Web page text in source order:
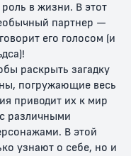
5: Герои Латиас и
/ Покемон: Хранители
столицы - Ратиасу и
в жизни. В этот
партнер —
его голосом (и
раскрыть загадку
погружающие весь
приводит их к мир
различными
В этой
узнают о себе, но и